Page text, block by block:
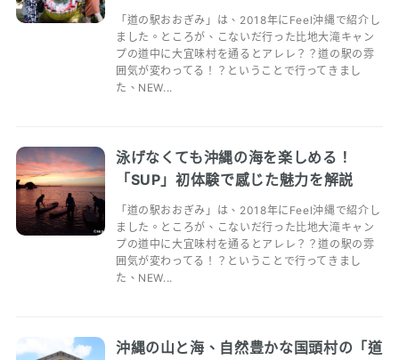
「道の駅おおぎみ」は、2018年にFeel沖縄で紹介し
ました。ところが、こないだ行った比地大滝キャン
プの道中に大宜味村を通るとアレレ？？道の駅の雰
囲気が変わってる！？ということで行ってきまし
た、NEW...
泳げなくても沖縄の海を楽しめる！
「SUP」初体験で感じた魅力を解説
「道の駅おおぎみ」は、2018年にFeel沖縄で紹介し
ました。ところが、こないだ行った比地大滝キャン
プの道中に大宜味村を通るとアレレ？？道の駅の雰
囲気が変わってる！？ということで行ってきまし
た、NEW...
沖縄の山と海、自然豊かな国頭村の「道